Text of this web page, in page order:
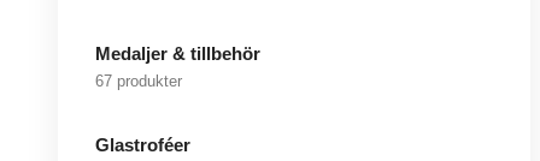
Medaljer & tillbehör
67 produkter
Glastroféer